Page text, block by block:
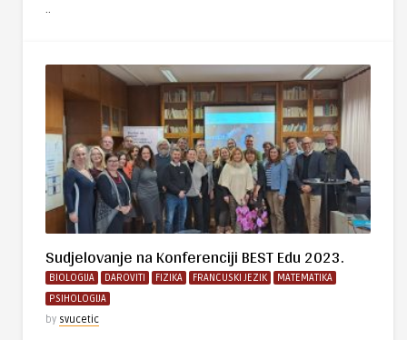
..
Sudjelovanje na Konferenciji BEST Edu 2023.
BIOLOGIJA DAROVITI FIZIKA FRANCUSKI JEZIK
MATEMATIKA
PSIHOLOGIJA
by svucetic